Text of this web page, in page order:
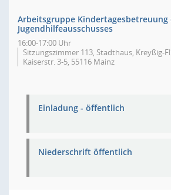
Arbeitsgruppe Kindertagesbetreuung
Jugendhilfeausschusses
16:00-17:00 Uhr
Sitzungszimmer 113, Stadthaus, Kreyßig-
Kaiserstr. 3-5, 55116 Mainz
Einladung - öffentlich
Niederschrift öffentlich